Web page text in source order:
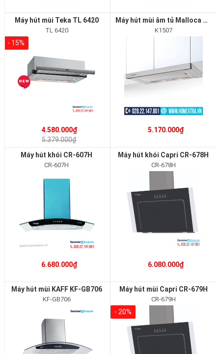
Máy hút mùi Teka TL 6420
TL 6420
- 15%
4.580.000₫
5.379.000₫
Máy hút mùi âm tủ Malloca K1507
K1507
5.170.000₫
Máy hút khói CR-607H
CR-607H
6.680.000₫
Máy hút khói Capri CR-678H
CR-678H
6.080.000₫
Máy hút mùi KAFF KF-GB706
KF-GB706
Máy hút mùi Capri CR-679H
CR-679H
- 20%